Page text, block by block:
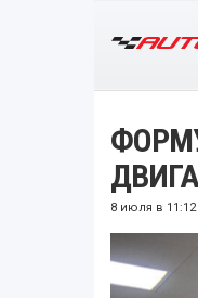
8 июля в 11:12